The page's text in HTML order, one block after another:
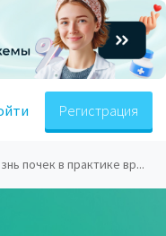
Регистрация
почек в практике вр...